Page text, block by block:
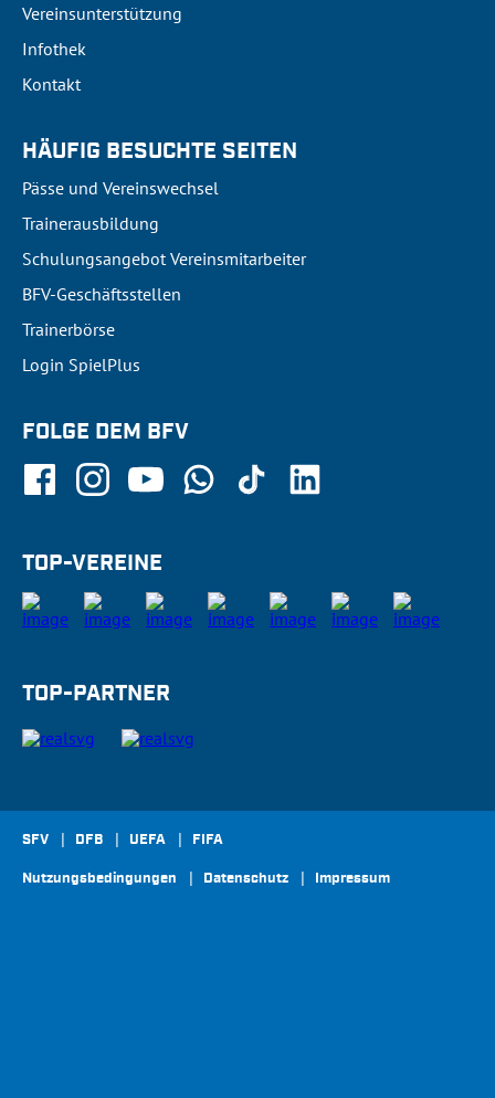
Vereinsunterstützung
Infothek
Kontakt
HÄUFIG BESUCHTE SEITEN
Pässe und Vereinswechsel
Trainerausbildung
Schulungsangebot Vereinsmitarbeiter
BFV-Geschäftsstellen
Trainerbörse
Login SpielPlus
FOLGE DEM BFV
TOP-VEREINE
TOP-PARTNER
SFV DFB UEFA FIFA
Nutzungsbedingungen Datenschutz Impressum